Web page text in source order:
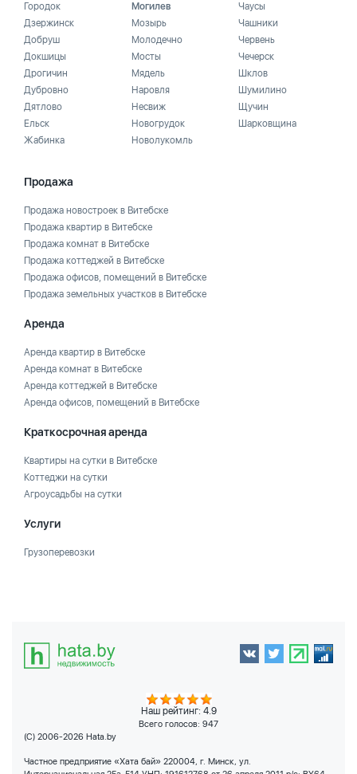
Городок
Дзержинск
Добруш
Докшицы
Дрогичин
Дубровно
Дятлово
Ельск
Жабинка
Могилев
Мозырь
Молодечно
Мосты
Мядель
Наровля
Несвиж
Новогрудок
Новолукомль
Чаусы
Чашники
Червень
Чечерск
Шклов
Шумилино
Щучин
Шарковщина
Продажа
Продажа новостроек в Витебске
Продажа квартир в Витебске
Продажа комнат в Витебске
Продажа коттеджей в Витебске
Продажа офисов, помещений в Витебске
Продажа земельных участков в Витебске
Аренда
Аренда квартир в Витебске
Аренда комнат в Витебске
Аренда коттеджей в Витебске
Аренда офисов, помещений в Витебске
Краткосрочная аренда
Квартиры на сутки в Витебске
Коттеджи на сутки
Агроусадьбы на сутки
Услуги
Грузоперевозки
Наш рейтинг: 4.9
Всего голосов: 947
(C) 2006-2026 Hata.by
Частное предприятие «Хата бай» 220004, г. Минск, ул.